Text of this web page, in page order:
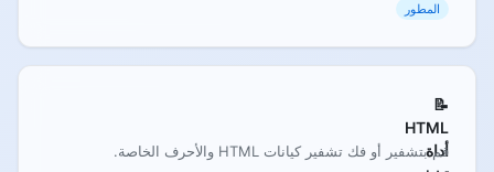
المطور
📝
HTML
أداة
قم بتشفير أو فك تشفير كيانات HTML والأحرف الخاصة.